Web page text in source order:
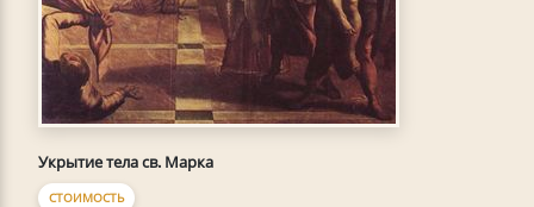
Укрытие тела св. Марка
СТОИМОСТЬ